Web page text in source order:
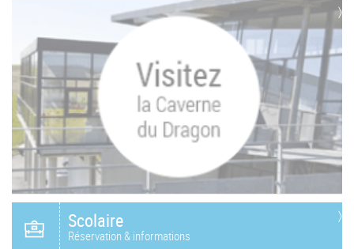
Scolaire
Réservation & informations